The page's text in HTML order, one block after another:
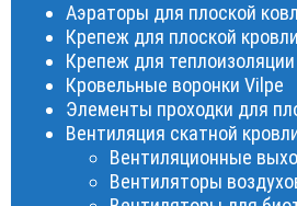
Аэраторы для плоской
Крепеж для плоской
Крепеж для
Кровельные воронки Vilpe
Элементы проходки для
Вентиляция скатной
Вентиляционные
Вентиляторы